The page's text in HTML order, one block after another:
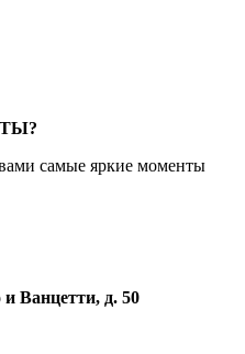
вами самые яркие моменты
Ванцетти, д. 50